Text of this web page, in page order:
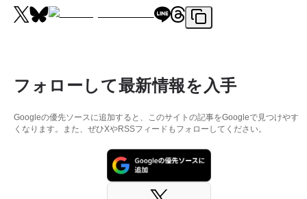
フォローして最新情報を入手
Googleの優先ソースに追加すると、このサイトの記事をGoogleで見つけやす
くなります。また、ぜひXやRSSフィードもフォローしてください。